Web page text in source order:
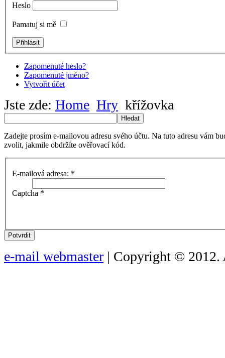
Heslo
Pamatuj si mě
Zapomenuté heslo?
Zapomenuté jméno?
Vytvořit účet
Jste zde: Home Hry křížovka
Hledat
Zadejte prosím e-mailovou adresu svého účtu. Na tuto adresu vám
zvolit, jakmile obdržíte ověřovací kód.
E-mailová adresa: *
Captcha *
Potvrdit
e-mail webmaster | Copyright © 2012.